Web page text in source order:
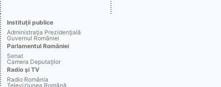
Instituţii publice
Administraţia Prezidenţială
Guvernul României
Parlamentul României
Senat
Camera Deputaţilor
Radio şi TV
Radio România
Televiziunea Română